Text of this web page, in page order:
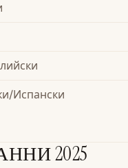
Испански
2025